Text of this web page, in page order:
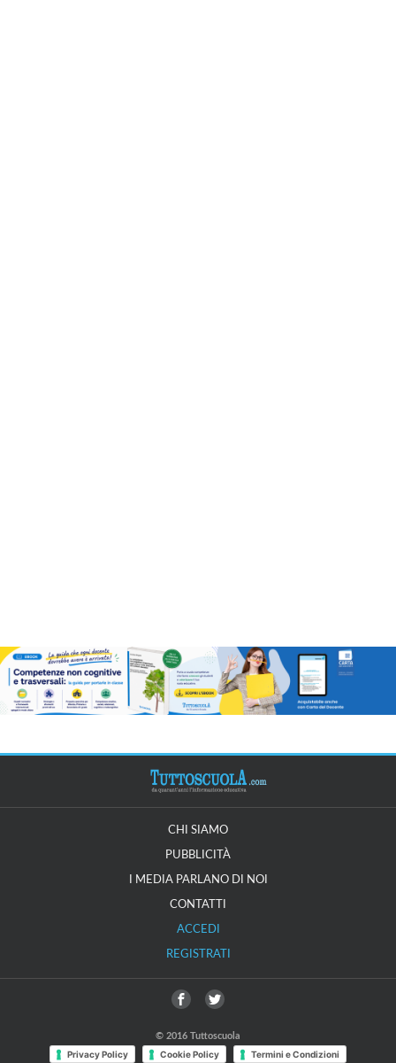
CHI SIAMO
PUBBLICITÀ
I MEDIA PARLANO DI NOI
CONTATTI
ACCEDI
REGISTRATI
© 2016 Tuttoscuola
Privacy Policy Cookie Policy Termini e Condizioni